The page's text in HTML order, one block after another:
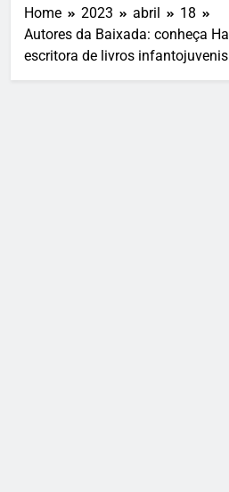
Home 2023 abril
18
Autores da Baixada: conheça
escritora de livros infantojuvenis